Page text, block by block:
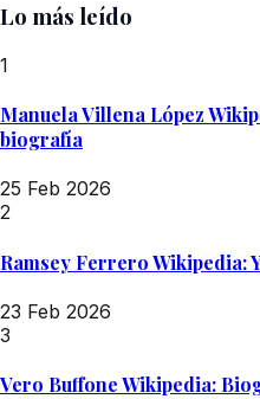
Lo más leído
1
Manuela Villena López
biografía
25 Feb 2026
2
Ramsey Ferrero Wikipedia:
23 Feb 2026
3
Vero Buffone Wikipedia: